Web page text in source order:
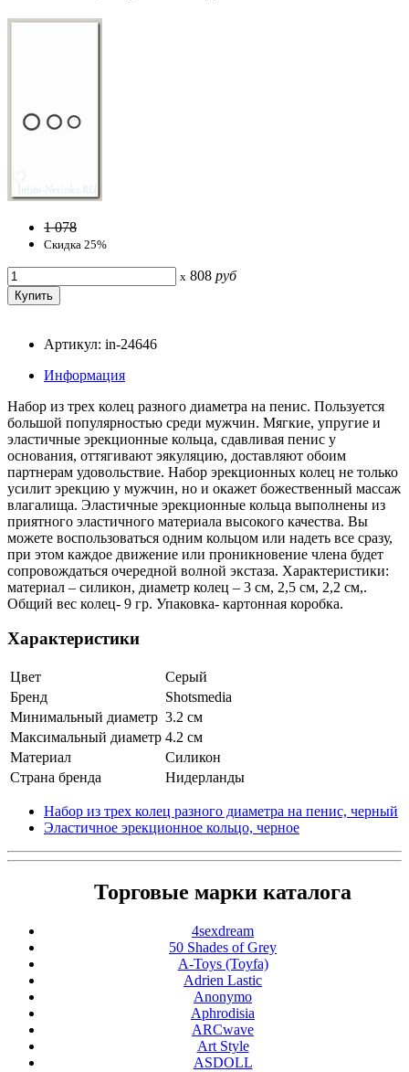
1 078
Скидка 25%
x 808 руб
Артикул: in-24646
Информация
Набор из трех колец разного диаметра на пенис. Пользуется
большой популярностью среди мужчин. Мягкие, упругие и
эластичные эрекционные кольца, сдавливая пенис у
основания, оттягивают эякуляцию, доставляют обоим
партнерам удовольствие. Набор эрекционных колец не только
усилит эрекцию у мужчин, но и окажет божественный массаж
влагалища. Эластичные эрекционные кольца выполнены из
приятного эластичного материала высокого качества. Вы
можете воспользоваться одним кольцом или надеть все сразу,
при этом каждое движение или проникновение члена будет
сопровождаться очередной волной экстаза. Характеристики:
материал – силикон, диаметр колец – 3 см, 2,5 см, 2,2 см,.
Общий вес колец- 9 гр. Упаковка- картонная коробка.
Характеристики
Цвет
Серый
Бренд
Shotsmedia
Минимальный диаметр 3.2 см
Максимальный диаметр 4.2 см
Материал
Cиликон
Страна бренда
Нидерланды
Набор из трех колец разного диаметра на пенис, черный
Эластичное эрекционное кольцо, черное
Торговые марки каталога
4sexdream
50 Shades of Grey
A-Toys (Toyfa)
Adrien Lastic
Anonymo
Aphrodisia
ARCwave
Art Style
ASDOLL